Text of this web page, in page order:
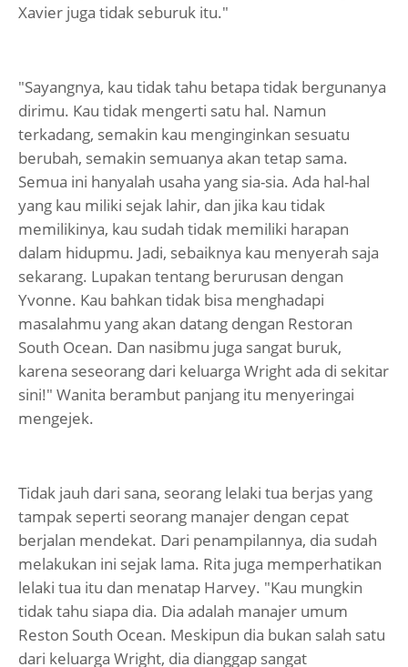
Xavier juga tidak seburuk itu."
"Sayangnya, kau tidak tahu betapa tidak bergunanya
dirimu. Kau tidak mengerti satu hal. Namun
terkadang, semakin kau menginginkan sesuatu
berubah, semakin semuanya akan tetap sama.
Semua ini hanyalah usaha yang sia-sia. Ada hal-hal
yang kau miliki sejak lahir, dan jika kau tidak
memilikinya, kau sudah tidak memiliki harapan
dalam hidupmu. Jadi, sebaiknya kau menyerah saja
sekarang. Lupakan tentang berurusan dengan
Yvonne. Kau bahkan tidak bisa menghadapi
masalahmu yang akan datang dengan Restoran
South Ocean. Dan nasibmu juga sangat buruk,
karena seseorang dari keluarga Wright ada di sekitar
sini!" Wanita berambut panjang itu menyeringai
mengejek.
Tidak jauh dari sana, seorang lelaki tua berjas yang
tampak seperti seorang manajer dengan cepat
berjalan mendekat. Dari penampilannya, dia sudah
melakukan ini sejak lama. Rita juga memperhatikan
lelaki tua itu dan menatap Harvey. "Kau mungkin
tidak tahu siapa dia. Dia adalah manajer umum
Reston South Ocean. Meskipun dia bukan salah satu
dari keluarga Wright, dia dianggap sangat